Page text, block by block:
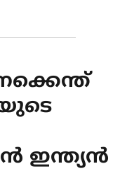
ഇന്ത്യൻ